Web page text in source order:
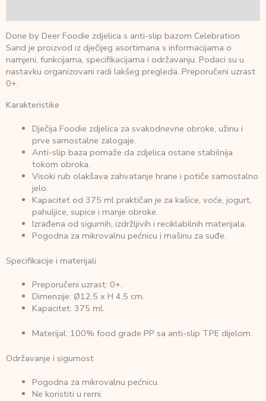
Done by Deer Foodie zdjelica s anti-slip bazom Celebration
Sand je proizvod iz dječijeg asortimana s informacijama o
namjeni, funkcijama, specifikacijama i održavanju. Podaci su u
nastavku organizovani radi lakšeg pregleda. Preporučeni uzrast:
0+.
Karakteristike
Dječija Foodie zdjelica za svakodnevne obroke, užinu i
prve samostalne zalogaje.
Anti-slip baza pomaže da zdjelica ostane stabilnija
tokom obroka.
Visoki rub olakšava zahvatanje hrane i potiče samostalno
jelo.
Kapacitet od 375 ml praktičan je za kašice, voće, jogurt,
pahuljice, supice i manje obroke.
Izrađena od sigurnih, izdržljivih i reciklabilnih materijala.
Pogodna za mikrovalnu pećnicu i mašinu za suđe.
Specifikacije i materijali
Preporučeni uzrast: 0+.
Dimenzije: Ø12,5 x H 4,5 cm.
Kapacitet: 375 ml.
Materijal: 100% food grade PP sa anti-slip TPE dijelom.
Održavanje i sigurnost
Pogodna za mikrovalnu pećnicu.
Ne koristiti u rerni.